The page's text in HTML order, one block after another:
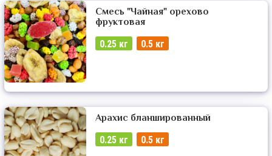
Смесь "Чайная" орехово
фруктовая
0.25 кг 0.5 кг
Арахис бланшированный
0.25 кг 0.5 кг